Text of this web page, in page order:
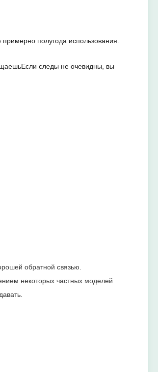
полугода использования.
следы не очевидны, вы
обратной связью.
некоторых частных моделей